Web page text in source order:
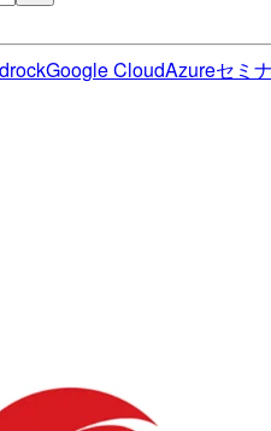
Google CloudAzureセミ